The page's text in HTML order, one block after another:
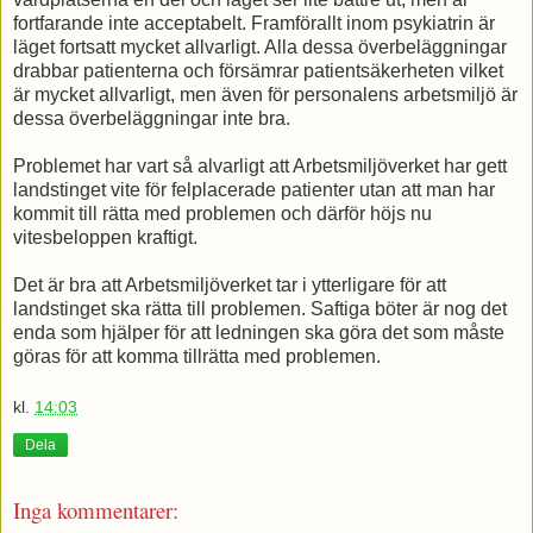
fortfarande inte acceptabelt. Framförallt inom psykiatrin är
läget fortsatt mycket allvarligt. Alla dessa överbeläggningar
drabbar patienterna och försämrar patientsäkerheten vilket
är mycket allvarligt, men även för personalens arbetsmiljö är
dessa överbeläggningar inte bra.
Problemet har vart så alvarligt att Arbetsmiljöverket har gett
landstinget vite för felplacerade patienter utan att man har
kommit till rätta med problemen och därför höjs nu
vitesbeloppen kraftigt.
Det är bra att Arbetsmiljöverket tar i ytterligare för att
landstinget ska rätta till problemen. Saftiga böter är nog det
enda som hjälper för att ledningen ska göra det som måste
göras för att komma tillrätta med problemen.
kl. 14:03
Dela
Inga kommentarer: